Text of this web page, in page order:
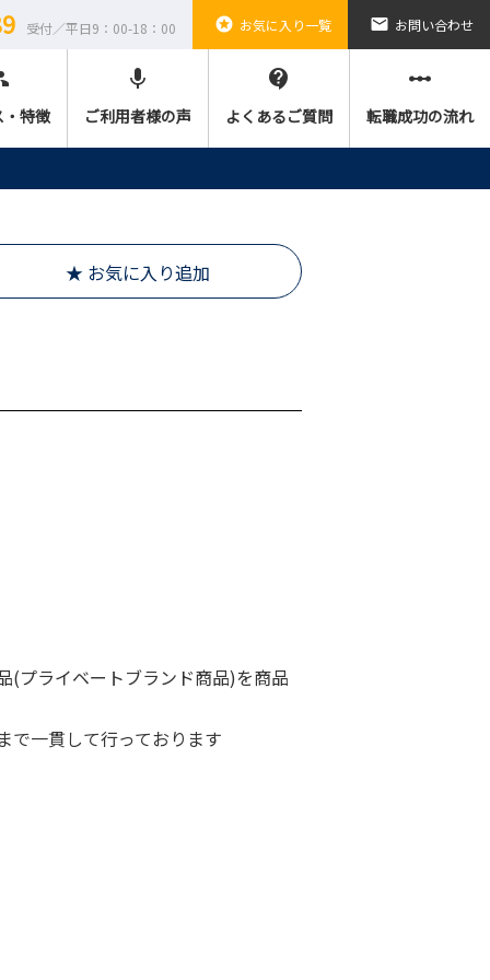
受付／平日9：00-18：00 stars お気に入り一覧 email お問い合わせ
特徴
mic
ご利用者様の声
contact_support
よくあるご質問
linear_scale
転職成功の流れ
★ お気に入り追加
プライベートブランド商品)を商品
一貫して行っております